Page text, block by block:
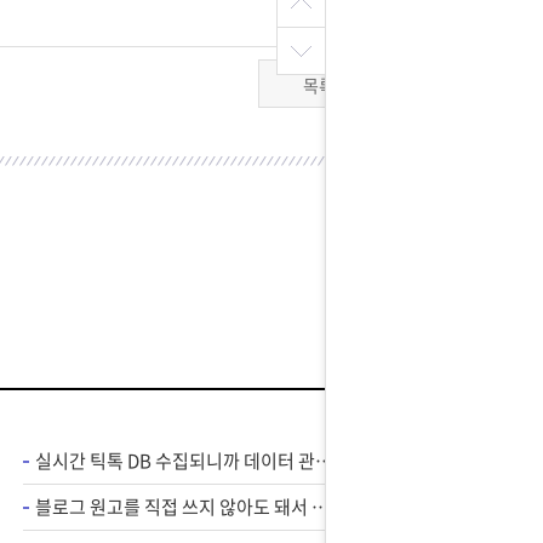
목록
실시간 틱톡 DB 수집되니까 데이터 관리가 편해졌어요
블로그 원고를 직접 쓰지 않아도 돼서 손 덜 가고 편해요 !